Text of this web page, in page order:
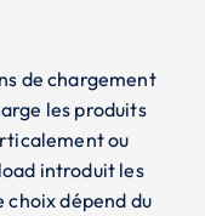
de chargement
les produits
ou
introduit les
choix dépend du